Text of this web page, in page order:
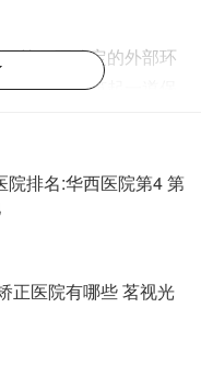
控、不稳定的外部环
您的家人筑起一道保
院排名:华西医院第4 第
正医院有哪些 茗视光